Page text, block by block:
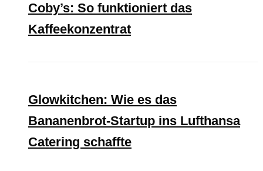
Coby’s: So funktioniert das
Kaffeekonzentrat
Glowkitchen: Wie es das
Bananenbrot-Startup ins Lufthansa
Catering schaffte